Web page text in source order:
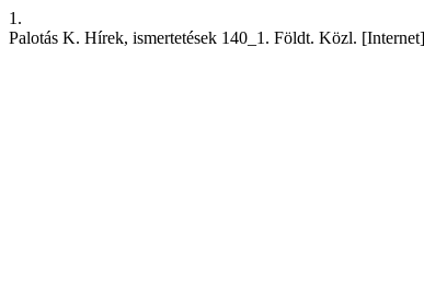
1.
Palotás K. Hírek, ismertetések 140_1. Földt. Közl.